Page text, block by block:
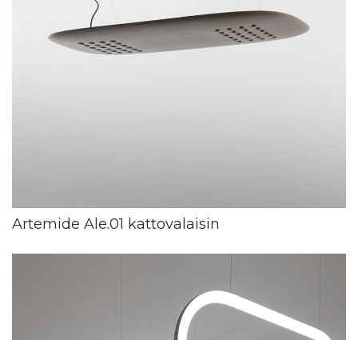
Artemide Ale.01 kattovalaisin